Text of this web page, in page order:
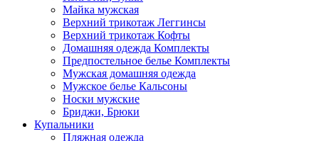
Майка мужская
Верхний трикотаж Леггинсы
Верхний трикотаж Кофты
Домашняя одежда Комплекты
Предпостельное белье Комплекты
Мужская домашняя одежда
Мужское белье Кальсоны
Носки мужские
Бриджи, Брюки
Купальники
Пляжная одежда